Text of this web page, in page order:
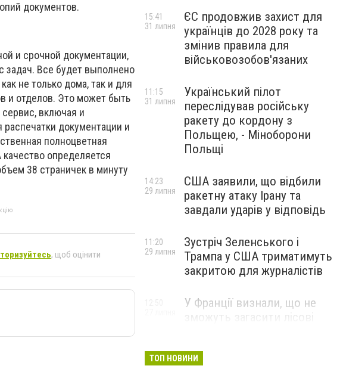
документов.
и срочной документации,
задач. Все будет выполнено
не только дома, так и для
и отделов. Это может быть
включая и
документации и
полноцветная
определяется
38 страничек в минуту
, щоб оцінити
ЄС продовжив захист для
українців до 2028 року та
змінив правила для
військовозобов'язаних
15:41
31 липня
Український пілот
переслідував російську
ракету до кордону з
Польщею, - Міноборони
Польщі
11:15
31 липня
США заявили, що відбили
ракетну атаку Ірану та
завдали ударів у відповідь
14:23
29 липня
Зустріч Зеленського і
Трампа у США триматимуть
закритою для журналістів
11:20
29 липня
У Франції визнали, що не
ТОП НОВИНИ